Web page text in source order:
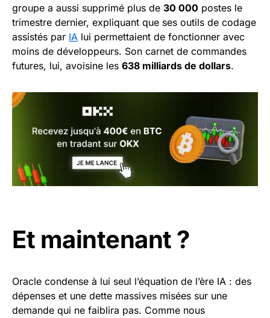
groupe a aussi supprimé plus de 30 000 postes le
trimestre dernier, expliquant que ses outils de codage
assistés par IA lui permettaient de fonctionner avec
moins de développeurs. Son carnet de commandes
futures, lui, avoisine les 638 milliards de dollars.
Et maintenant ?
Oracle condense à lui seul l’équation de l’ère IA : des
dépenses et une dette massives misées sur une
demande qui ne faiblira pas. Comme nous